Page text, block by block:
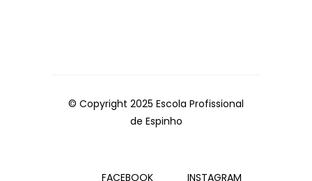
© Copyright 2025 Escola Profissional
de Espinho
FACEBOOK INSTAGRAM